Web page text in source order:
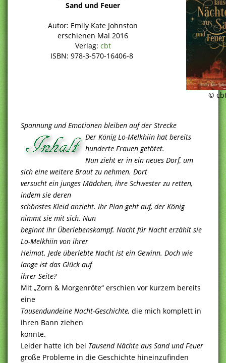
Sand und Feuer
Autor: Emily Kate Johnston
erschienen Mai 2016
Verlag: cbt
ISBN: 978-3-570-16406-8
©
Spannung und Emotionen bleiben auf der Strecke
Der König Lo-Melkhiin hat bereits
hunderte Frauen getötet.
Nun zieht er in ein neues Dorf, um
sich eine weitere Braut zu nehmen. Dort
versucht ein junges Mädchen, ihre Schwester zu retten,
indem sie deren
schönstes Kleid anzieht. Ihr Plan geht auf, der König
nimmt sie mit sich. Nun
beginnt ihr Überlebenskampf. Nacht für Nacht erzählt sie
Lo-Melkhiin von ihrer
Heimat. Jede überlebte Nacht ist ein Gewinn. Doch wie
lange ist das Glück auf
ihrer Seite?
Mit „Zorn & Morgenröte“ erschien vor kurzem bereits
eine
Tausendundeine Nacht-Geschichte, die mich komplett in
ihren Bann ziehen
konnte.
Leider hatte ich bei Tausend Nächte aus Sand und Feuer
große Probleme in die Geschichte hineinzufinden